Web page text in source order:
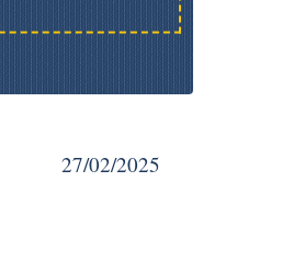
27/02/2025